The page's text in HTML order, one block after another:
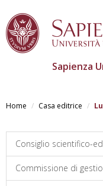
main
Sapienza
Home Casa editrice
Consiglio scientifico-
Commissione di